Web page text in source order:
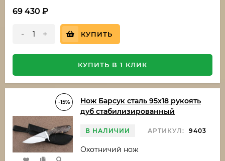
69 430 ₽
- + КУПИТЬ
КУПИТЬ В 1 КЛИК
-15%
Нож Барсук сталь 95х18 рукоять
дуб стабилизированный
В НАЛИЧИИ АРТИКУЛ: 9403
Охотничий нож